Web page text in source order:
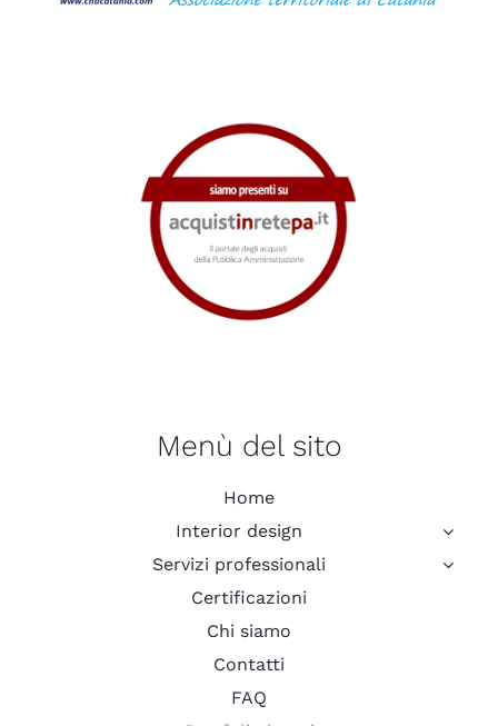
Menù del sito
Home
Interior design
Servizi professionali
Certificazioni
Chi siamo
Contatti
FAQ